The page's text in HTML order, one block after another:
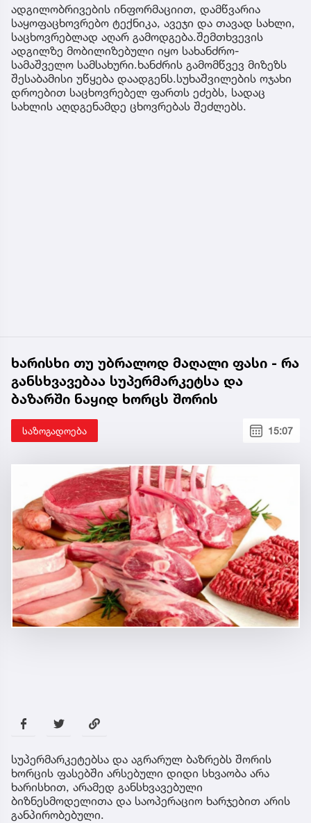
ადგილობრივების ინფორმაციით, დამწვარია
საყოფაცხოვრებო ტექნიკა, ავეჯი და თავად სახლი,
საცხოვრებლად აღარ გამოდგება.შემთხვევის
ადგილზე მობილიზებული იყო სახანძრო-
სამაშველო სამსახური.ხანძრის გამომწვევ მიზეზს
შესაბამისი უწყება დაადგენს.სუხაშვილების ოჯახი
დროებით საცხოვრებელ ფართს ეძებს, სადაც
სახლის აღდგენამდე ცხოვრებას შეძლებს.
ხარისხი თუ უბრალოდ მაღალი ფასი - რა
განსხვავებაა სუპერმარკეტსა და
ბაზარში ნაყიდ ხორცს შორის
საზოგადოება 15:07
სუპერმარკეტებსა და აგრარულ ბაზრებს შორის
ხორცის ფასებში არსებული დიდი სხვაობა არა
ხარისხით, არამედ განსხვავებული
ბიზნესმოდელითა და საოპერაციო ხარჯებით არის
განპირობებული.